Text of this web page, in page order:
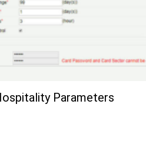
Parameters